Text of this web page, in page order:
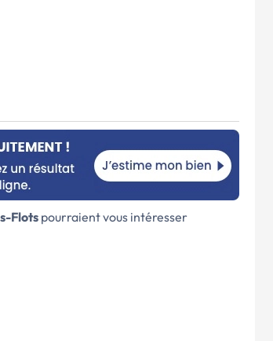
Flots pourraient vous intéresser